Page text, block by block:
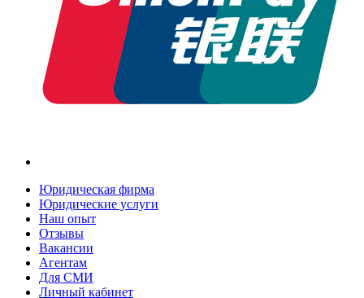
Юридическая фирма
Юридические услуги
Наш опыт
Отзывы
Вакансии
Агентам
Для СМИ
Личный кабинет